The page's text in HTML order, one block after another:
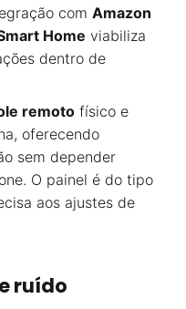
com Amazon
Home viabiliza
dentro de
remoto físico e
oferecendo
sem depender
O painel é do tipo
aos ajustes de
ruído